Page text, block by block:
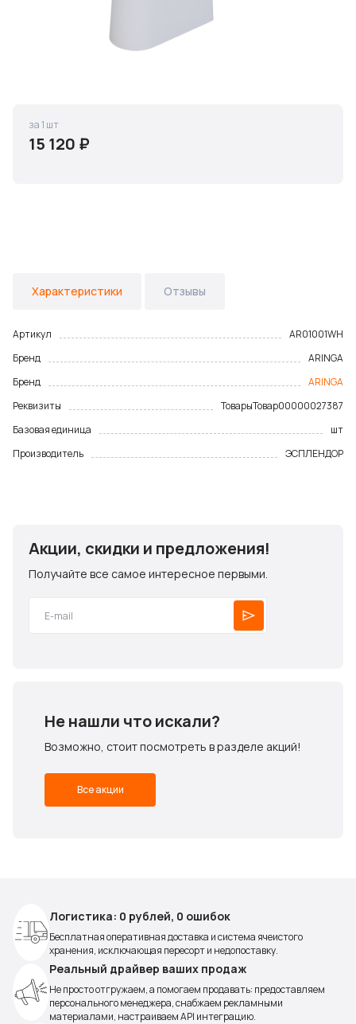
15 120 ₽
за 1 шт
Характеристики Отзывы
Артикул
AR01001WH
Бренд
ARINGA
Бренд
ARINGA
Реквизиты
ТоварыТовар00000027387
Базовая единица
шт
Производитель
ЭСПЛЕНДОР
Акции, скидки и предложения!
Получайте все самое интересное первыми.
Не нашли что искали?
Возможно, стоит посмотреть в разделе акций!
Все акции
Логистика: 0 рублей, 0 ошибок
Бесплатная оперативная доставка и система ячеистого
хранения, исключающая пересорт и недопоставку.
Реальный драйвер ваших продаж
Не просто отгружаем, а помогаем продавать: предоставляем
персонального менеджера, снабжаем рекламными
материалами, настраиваем API интеграцию.